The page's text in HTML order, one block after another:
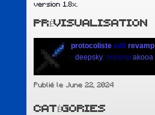
version 1.8x.
PRÉVISUALISATION
protocoliste edit revamp
- deepsky; revamp akooa
Publié le June 22, 2024
CATÉGORIES